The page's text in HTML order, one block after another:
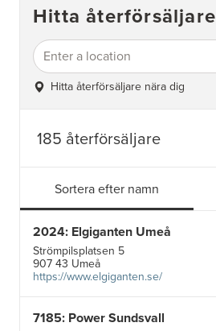
Hitta återförsäljare
Hitta återförsäljare nära dig
185 återförsäljare
Sortera efter namn
2024: Elgiganten Umeå
Strömpilsplatsen 5
907 43 Umeå
https://www.elgiganten.se/
7185: Power Sundsvall